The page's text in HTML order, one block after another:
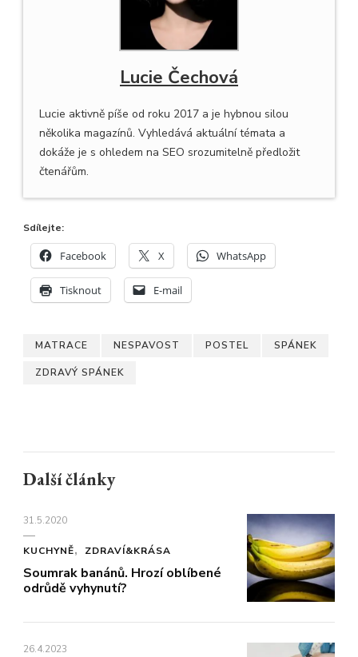
Lucie Čechová
Lucie aktivně píše od roku 2017 a je hybnou silou
několika magazínů. Vyhledává aktuální témata a
dokáže je s ohledem na SEO srozumitelně předložit
čtenářům.
Sdílejte:
Facebook X WhatsApp
Tisknout E-mail
MATRACE NESPAVOST POSTEL SPÁNEK
ZDRAVÝ SPÁNEK
Další články
31.5.2020
KUCHYNĚ ZDRAVÍ&KRÁSA
Soumrak banánů. Hrozí oblíbené
odrůdě vyhynutí?
26.4.2023